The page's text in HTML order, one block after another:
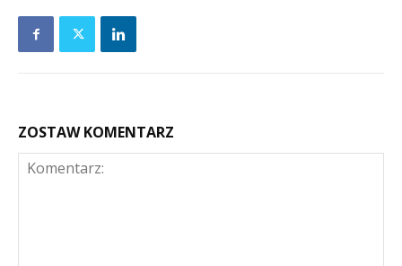
ZOSTAW KOMENTARZ